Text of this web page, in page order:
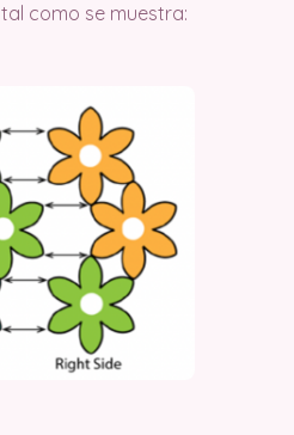
como se muestra: